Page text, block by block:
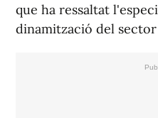
que ha ressaltat
dinamització del